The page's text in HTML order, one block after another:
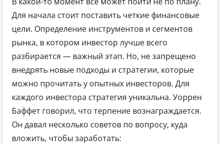
Для начала стоит поставить четкие финансовые
цели. Определение инструментов и сегментов
рынка, в котором инвестор лучше всего
разбирается — важный этап. Но, не запрещено
внедрять новые подходы и стратегии, которые
можно прочитать у опытных инвесторов. Для
каждого инвестора стратегия уникальна. Уоррен
Баффет говорил, что терпение вознаграждается.
Он давал несколько советов по вопросу, куда
вложить, чтобы заработать: